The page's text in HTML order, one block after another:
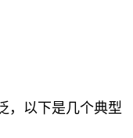
，以下是几个典型